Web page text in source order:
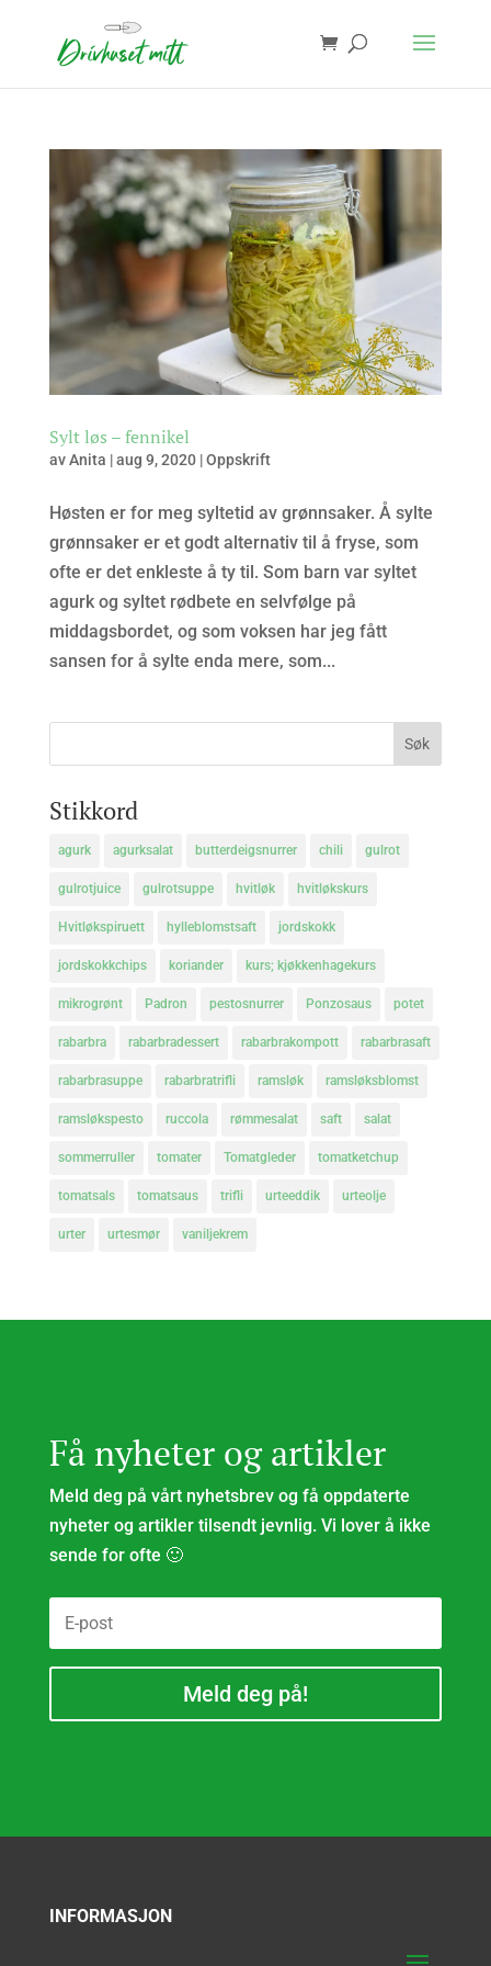
Sylt løs – fennikel
avAnita |aug 9, 2020|Oppskrift
Høsten er for meg syltetid av grønnsaker. Å sylte
grønnsaker er et godt alternativ til å fryse, som
ofte er det enkleste å ty til. Som barn var syltet
agurk og syltet rødbete en selvfølge på
middagsbordet, og som voksen har jeg fått
sansen for å sylte enda mere, som...
Stikkord
agurk agurksalat butterdeigsnurrer chili gulrot
gulrotjuice gulrotsuppe hvitløk hvitløkskurs
Hvitløkspiruett hylleblomstsaft jordskokk
jordskokkchips koriander kurs; kjøkkenhagekurs
mikrogrønt Padron pestosnurrer Ponzosaus potet
rabarbra rabarbradessert rabarbrakompott rabarbrasaft
rabarbrasuppe rabarbratrifli ramsløk ramsløksblomst
ramsløkspesto ruccola rømmesalat saft salat
sommerruller tomater Tomatgleder tomatketchup
tomatsals tomatsaus trifli urteeddik urteolje
urter urtesmør vaniljekrem
Få nyheter og artikler
Meld deg på vårt nyhetsbrev og få oppdaterte
nyheter og artikler tilsendt jevnlig. Vi lover å ikke
sende for ofte 🙂
Meld deg på!
INFORMASJON